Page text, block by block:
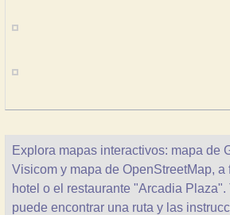
Explora mapas interactivos: mapa de
Visicom y mapa de OpenStreetMap, a
hotel o el restaurante "Arcadia Plaza".
puede encontrar una ruta y las